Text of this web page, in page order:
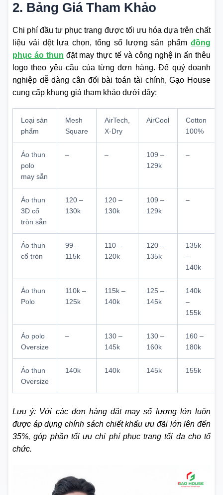
2. Bảng Giá Tham Khảo
Chi phí đầu tư phục trang được tối ưu hóa dựa trên chất
liệu vải dệt lựa chọn, tổng số lượng sản phẩm đồng
phục áo thun đặt may thực tế và công nghệ in ấn thêu
logo theo yêu cầu của từng đơn hàng. Để quý doanh
nghiệp dễ dàng cân đối bài toán tài chính, Gạo House
cung cấp khung giá tham khảo dưới đây:
Loại sản
phẩm
Mesh
Square
AirTech,
X-Dry
AirCool
Cotton
100%
Áo thun
polo
may sẵn
– –
109 –
129k
–
Áo thun
3D cổ
tròn sẵn
120 –
130k
120 –
130k
109 –
129k
–
Áo thun
cổ tròn
99 –
115k
110 –
120k
120 –
135k
135k
–
140k
Áo thun
Polo
110k –
125k
115k –
140k
125 –
145k
140k
–
155k
Áo polo
Oversize
–
130 –
145k
130 –
160k
160 –
180k
Áo thun
Oversize
140k 140k 145k 155k
Lưu ý: Với các đơn hàng đặt may số lượng lớn luôn
được áp dụng chính sách chiết khấu ưu đãi lớn lên đến
35%, góp phần tối ưu chi phí phục trang tối đa cho tổ
chức.